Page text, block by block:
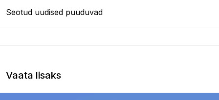
Seotud uudised puuduvad
Vaata lisaks